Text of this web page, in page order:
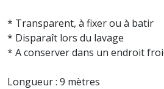
* Transparent, à fixer ou à batir
* Disparaît lors du lavage
* A conserver dans un endroit
Longueur : 9 mètres